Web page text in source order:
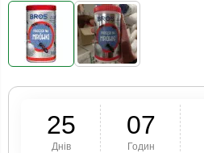
25
Днів
07
Годин